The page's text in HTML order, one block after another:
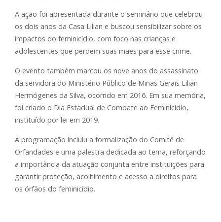
A ação foi apresentada durante o seminário que celebrou
os dois anos da Casa Lilian e buscou sensibilizar sobre os
impactos do feminicídio, com foco nas crianças e
adolescentes que perdem suas mães para esse crime.
O evento também marcou os nove anos do assassinato
da servidora do Ministério Público de Minas Gerais Lilian
Hermógenes da Silva, ocorrido em 2016. Em sua memória,
foi criado o Dia Estadual de Combate ao Feminicídio,
instituído por lei em 2019.
A programação incluiu a formalização do Comitê de
Orfandades e uma palestra dedicada ao tema, reforçando
a importância da atuação conjunta entre instituições para
garantir proteção, acolhimento e acesso a direitos para
os órfãos do feminicídio.